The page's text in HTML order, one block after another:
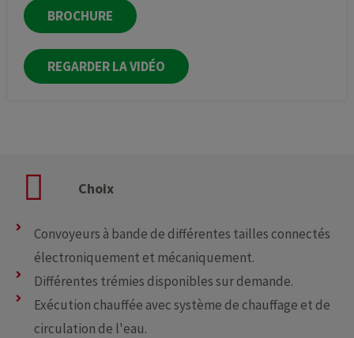
BROCHURE
REGARDER LA VIDÉO
Choix
Convoyeurs à bande de différentes tailles connectés
électroniquement et mécaniquement.
Différentes trémies disponibles sur demande.
Exécution chauffée avec système de chauffage et de
circulation de l'eau.